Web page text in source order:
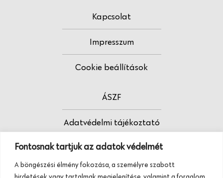
Fontosnak tartjuk az adatok védelmét
A böngészési élmény fokozása, a személyre szabott
Kapcsolat
Impresszum
Cookie beállítások
ÁSZF
Adatvédelmi tájékoztató
Fodrász vagy?
Tudj meg többet termékeinkről, szolgáltatásainkról.